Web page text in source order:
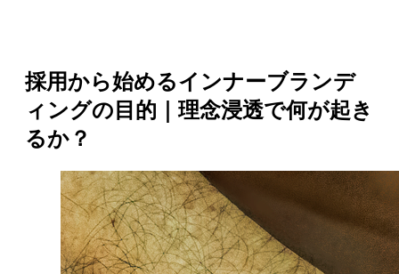
採用から始めるインナーブランデ
ィングの目的｜理念浸透で何が起き
るか？